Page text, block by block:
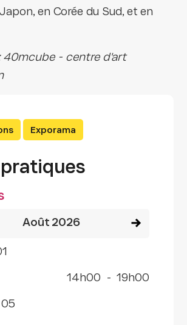
en Corée du Sud, et en
40mcube - centre d'art
Exporama
pratiques
mois précédentaoût 2026
14h00 - 19h00
05